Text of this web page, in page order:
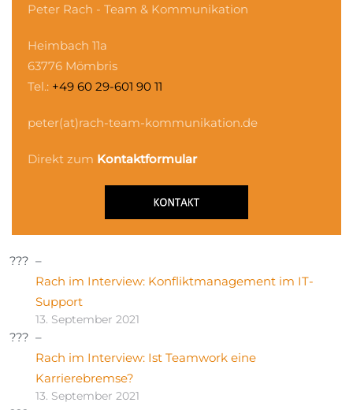
Peter Rach - Team & Kommunikation
Heimbach 11a
63776 Mömbris
Tel.: +49 60 29-601 90 11
peter(at)rach-team-kommunikation.de
Direkt zum Kontaktformular
Rach im Interview: Konfliktmanagement im IT-
Support
13. September 2021
Rach im Interview: Ist Teamwork eine
Karrierebremse?
13. September 2021